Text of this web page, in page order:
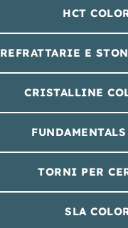
HCT
REFRATTARIE E
CRISTALLINE
FUNDAMENTALS
TORNI PER
SLA